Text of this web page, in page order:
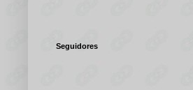
Seguidores